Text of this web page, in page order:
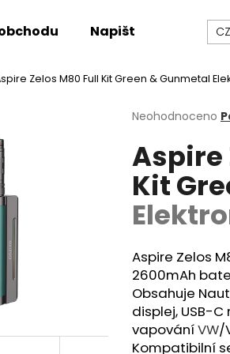
Napište nám
Zelos M80 Full Kit Green & Gunmetal
Průměrné
produktu
je
0,0
5
hvězdiček.
Neohodnoceno
Aspire
Kit
Aspire Zelos
2600mAh
Obsahuje
displej, USB-
vapováníVW/
Kompatibilní